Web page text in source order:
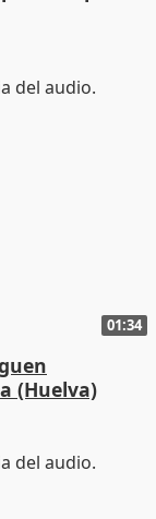
01:34
(Huelva)